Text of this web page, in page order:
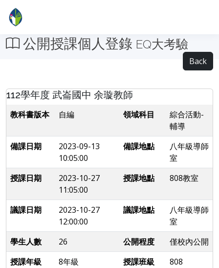
公開授課個人登錄 EQ大考驗
Back
112學年度 武崙國中 余璇教師
教科書版本 自編 領域科目
綜合活動-
輔導
備課日期
2023-09-13
10:05:00
備課地點
八年級導師
室
授課日期
2023-10-27
11:05:00
授課地點 808教室
議課日期
2023-10-27
12:00:00
議課地點
八年級導師
室
學生人數
26 公開程度
僅校內公開
授課年級
8年級 授課班級
808